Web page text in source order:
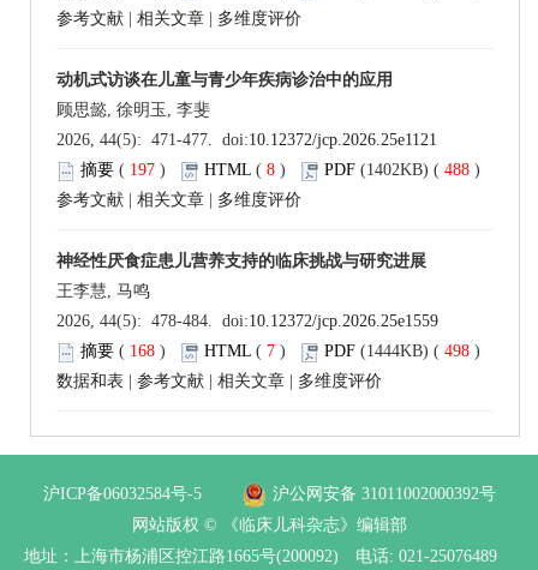
参考文献
相关文章 多维度评价
动机式访谈在儿童与青少年疾病诊治中的应用
顾思懿, 徐明玉, 李斐
2026, 44(5): 471-477. doi:10.12372/jcp.2026.25e1121
摘要 ( 197 ) HTML ( 8 ) PDF (1402KB) ( 488 )
参考文献
相关文章 多维度评价
神经性厌食症患儿营养支持的临床挑战与研究进展
王李慧, 马鸣
2026, 44(5): 478-484. doi:10.12372/jcp.2026.25e1559
摘要 ( 168 ) HTML ( 7 ) PDF (1444KB) ( 498 )
数据和表
参考文献 相关文章 多维度评价
沪ICP备06032584号-5
沪公网安备 31011002000392号
网站版权 © 《临床儿科杂志》编辑部
地址：上海市杨浦区控江路1665号(200092) 电话: 021-25076489